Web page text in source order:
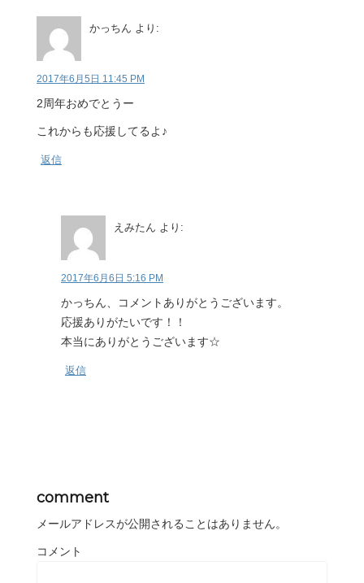
かっちん より:
2017年6月5日 11:45 PM
2周年おめでとうー
これからも応援してるよ♪
返信
えみたん より:
2017年6月6日 5:16 PM
かっちん、コメントありがとうございます。
応援ありがたいです！！
本当にありがとうございます☆
返信
comment
メールアドレスが公開されることはありません。
コメント